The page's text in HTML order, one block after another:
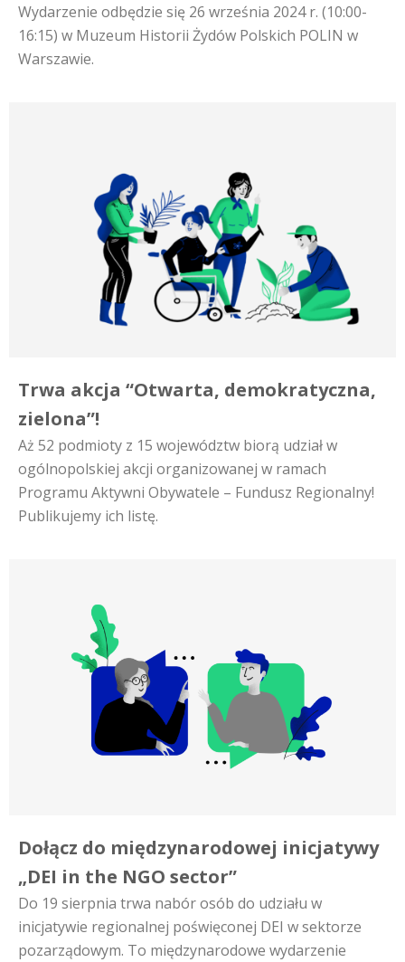
Wydarzenie odbędzie się 26 września 2024 r. (10:00-
16:15) w Muzeum Historii Żydów Polskich POLIN w
Warszawie.
Trwa akcja “Otwarta, demokratyczna,
zielona”!
Aż 52 podmioty z 15 województw biorą udział w
ogólnopolskiej akcji organizowanej w ramach
Programu Aktywni Obywatele – Fundusz Regionalny!
Publikujemy ich listę.
Dołącz do międzynarodowej inicjatywy
„DEI in the NGO sector”
Do 19 sierpnia trwa nabór osób do udziału w
inicjatywie regionalnej poświęconej DEI w sektorze
pozarządowym. To międzynarodowe wydarzenie